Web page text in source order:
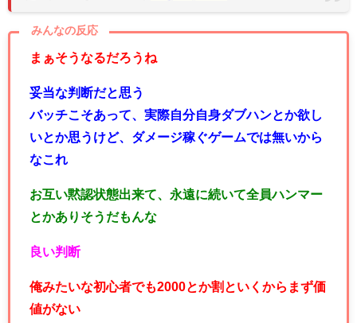
みんなの反応
まぁそうなるだろうね
妥当な判断だと思う
バッチこそあって、実際自分自身ダブハンとか欲し
いとか思うけど、ダメージ稼ぐゲームでは無いから
なこれ
お互い黙認状態出来て、永遠に続いて全員ハンマー
とかありそうだもんな
良い判断
俺みたいな初心者でも2000とか割といくからまず価
値がない